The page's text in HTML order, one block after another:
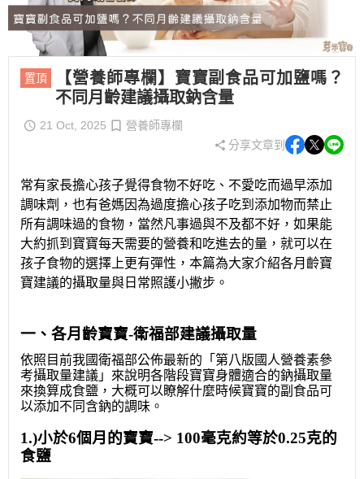
置頂
【營養師專欄】寶寶副食品可加鹽嗎？
不同月齡建議攝取鈉含量
21 Oct, 2025
營養師專欄
分享文章到
常有家長擔心孩子覺得食物不好吃、不愛吃而過早添加
調味劑，也有爸媽因為過度擔心孩子吃到添加物而禁止
所有調味過的食物，當然凡事過與不及都不好，如果能
大約抓到寶寶每天需要的營養和吃進去的量，就可以在
孩子食物的選擇上更有彈性，本篇為大家介紹各月齡寶
寶建議的攝取量與日常照護小撇步。
一、各月齡寶寶-衛福部建議攝取量
依照目前我國衛福部公佈最新的「第八版國人營養素參
考攝取量建議」來說明各階段寶寶身體適合的鈉攝取量
來換算成食鹽，大概可以瞭解什麼時候寶寶的副食品可
以添加不同含鈉的調味。
1.)小於6個月的寶寶--> 100毫克約等於0.25克的
食鹽